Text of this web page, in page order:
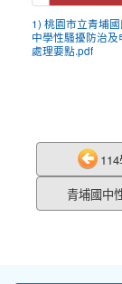
1) 桃園市立青埔國
中學性騷擾防治及
處理要點.pdf
青埔國中